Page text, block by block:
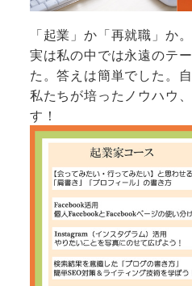
「起業」か「再就職」か。
実は私の中では永遠のテ
た。答えは簡単でした。
私たちが培ったノウハウ
す！